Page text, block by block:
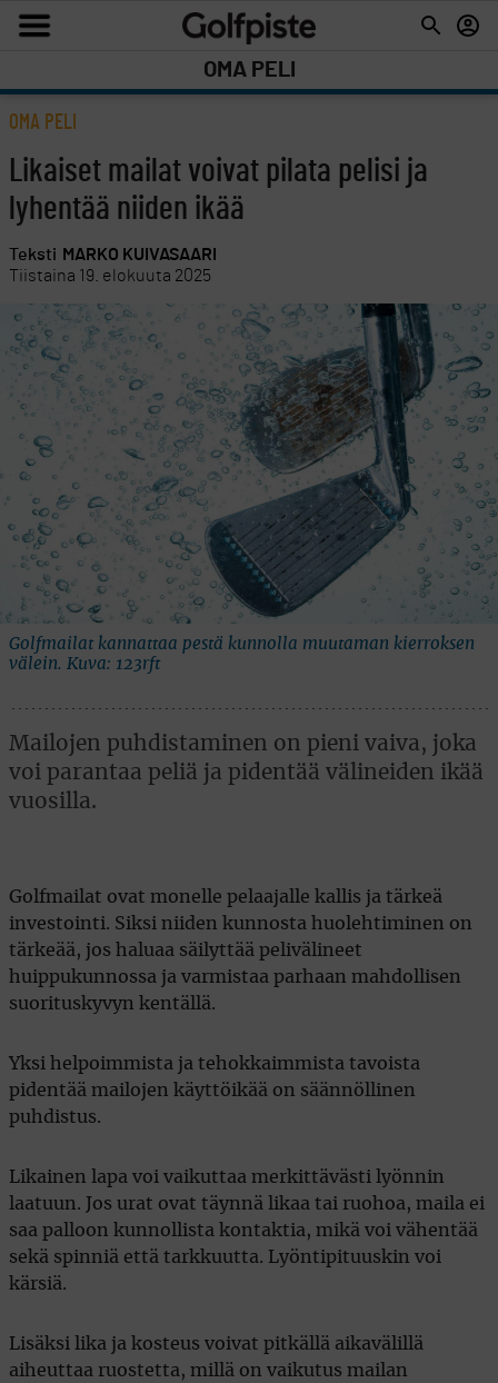
OMA PELI
OMA PELI
Likaiset mailat voivat pilata pelisi ja
lyhentää niiden ikää
Teksti MARKO KUIVASAARI
Tiistaina 19. elokuuta 2025
Golfmailat kannattaa pestä kunnolla muutaman kierroksen
välein. Kuva: 123rft
Mailojen puhdistaminen on pieni vaiva, joka
voi parantaa peliä ja pidentää välineiden ikää
vuosilla.
Golfmailat ovat monelle pelaajalle kallis ja tärkeä
investointi. Siksi niiden kunnosta huolehtiminen on
tärkeää, jos haluaa säilyttää pelivälineet
huippukunnossa ja varmistaa parhaan mahdollisen
suorituskyvyn kentällä.
Yksi helpoimmista ja tehokkaimmista tavoista
pidentää mailojen käyttöikää on säännöllinen
puhdistus.
Likainen lapa voi vaikuttaa merkittävästi lyönnin
laatuun. Jos urat ovat täynnä likaa tai ruohoa, maila ei
saa palloon kunnollista kontaktia, mikä voi vähentää
sekä spinniä että tarkkuutta. Lyöntipituuskin voi
kärsiä.
Lisäksi lika ja kosteus voivat pitkällä aikavälillä
aiheuttaa ruostetta, millä on vaikutus mailan